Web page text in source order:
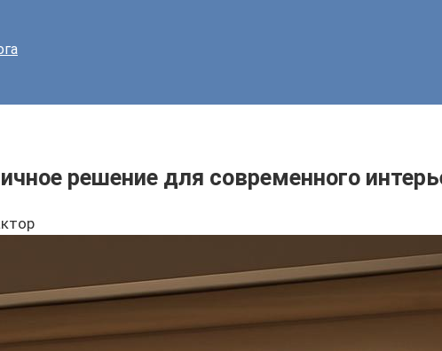
решение для современного